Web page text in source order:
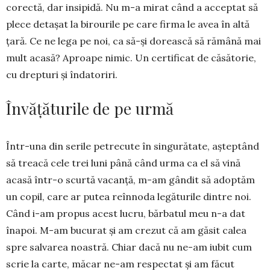
corectă, dar insipidă. Nu m-a mirat când a acceptat să
plece detașat la birourile pe care firma le avea în altă
țară. Ce ne lega pe noi, ca să-și dorească să rămână mai
mult acasă? Aproape nimic. Un certificat de că­sătorie,
cu drepturi și îndatoriri.
Învățăturile de pe urmă
Într-una din serile petrecute în singurătate, așteptând
să treacă cele trei luni până când urma ca el să vină
acasă într-o scurtă vacanță, m-am gândit să adoptăm
un copil, care ar putea reînnoda legăturile dintre noi.
Când i-am propus acest lucru, bărbatul meu n-a dat
înapoi. M-am bucurat și am crezut că am găsit calea
spre salvarea noastră. Chiar dacă nu ne-am iubit cum
scrie la carte, măcar ne-am respectat și am făcut